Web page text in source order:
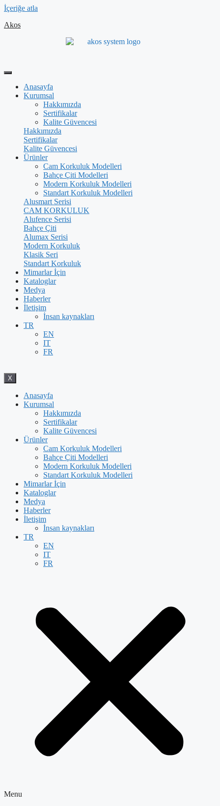
İçeriğe atla
Akos
Anasayfa
Kurumsal
Hakkımızda
Sertifikalar
Kalite Güvencesi
Hakkımızda
Sertifikalar
Kalite Güvencesi
Ürünler
Cam Korkuluk Modelleri
Bahçe Çiti Modelleri
Modern Korkuluk Modelleri
Standart Korkuluk Modelleri
Alusmart Serisi
CAM KORKULUK
Alufence Serisi
Bahçe Çiti
Alumax Serisi
Modern Korkuluk
Klasik Seri
Standart Korkuluk
Mimarlar İçin
Kataloglar
Medya
Haberler
İletişim
İnsan kaynakları
TR
EN
IT
FR
X
Anasayfa
Kurumsal
Hakkımızda
Sertifikalar
Kalite Güvencesi
Ürünler
Cam Korkuluk Modelleri
Bahçe Çiti Modelleri
Modern Korkuluk Modelleri
Standart Korkuluk Modelleri
Mimarlar İçin
Kataloglar
Medya
Haberler
İletişim
İnsan kaynakları
TR
EN
IT
FR
Menu